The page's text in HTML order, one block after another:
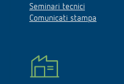
Seminari tecnici
Comunicati stampa